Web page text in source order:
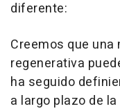
diferente:
Creemos que
regenerativa
ha seguido
a largo plazo de